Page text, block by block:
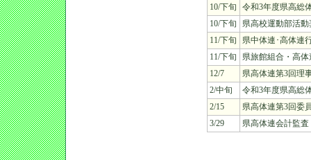
10/下旬
令和3年度県高総
10/下旬
県高校運動部活
11/下旬
県中体連･高体連
11/下旬
県旅館組合・高
12/7
県高体連第3回理
2/中旬
令和3年度県高総
2/15
県高体連第3回委
3/29
県高体連会計監査